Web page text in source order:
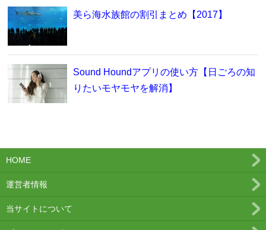
美ら海水族館の割引まとめ【2017】
Sound Houndアプリの使い方【日ごろの知
りたいモヤモヤを解消】
HOME
運営者情報
当サイトについて